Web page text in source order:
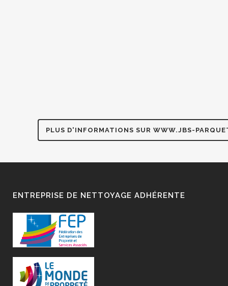
PLUS D'INFORMATIONS SUR WWW.JBS-
ENTREPRISE DE NETTOYAGE ADHÉRENTE